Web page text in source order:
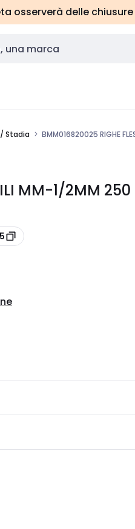
osserverà delle
Stadia BMM016820025 RIGHE
MM-1/2MM 250